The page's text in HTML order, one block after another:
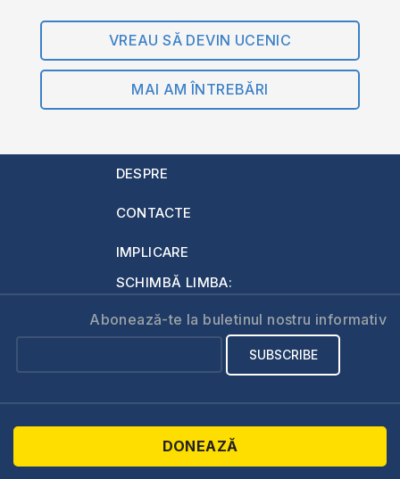
VREAU SĂ DEVIN UCENIC
MAI AM ÎNTREBĂRI
DESPRE
CONTACTE
IMPLICARE
SCHIMBĂ LIMBA:
Abonează-te la buletinul nostru informativ
DONEAZĂ